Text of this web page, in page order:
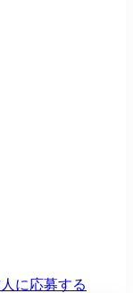
に応募する